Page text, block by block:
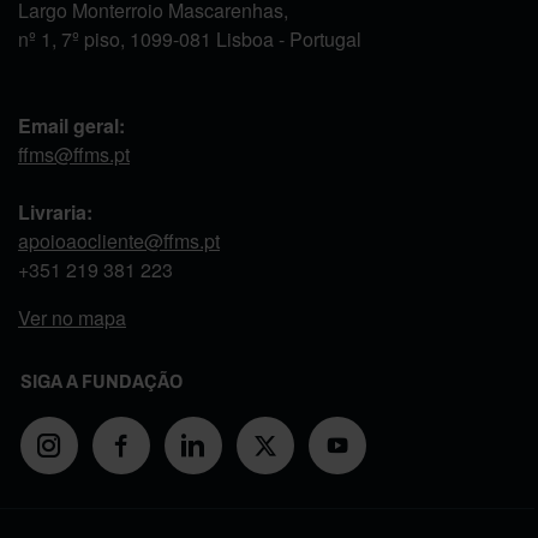
Largo Monterroio Mascarenhas,
nº 1, 7º piso, 1099-081 Lisboa - Portugal
Email geral:
ffms@ffms.pt
Livraria:
apoioaocliente@ffms.pt
+351 219 381 223
Ver no mapa
SIGA A FUNDAÇÃO